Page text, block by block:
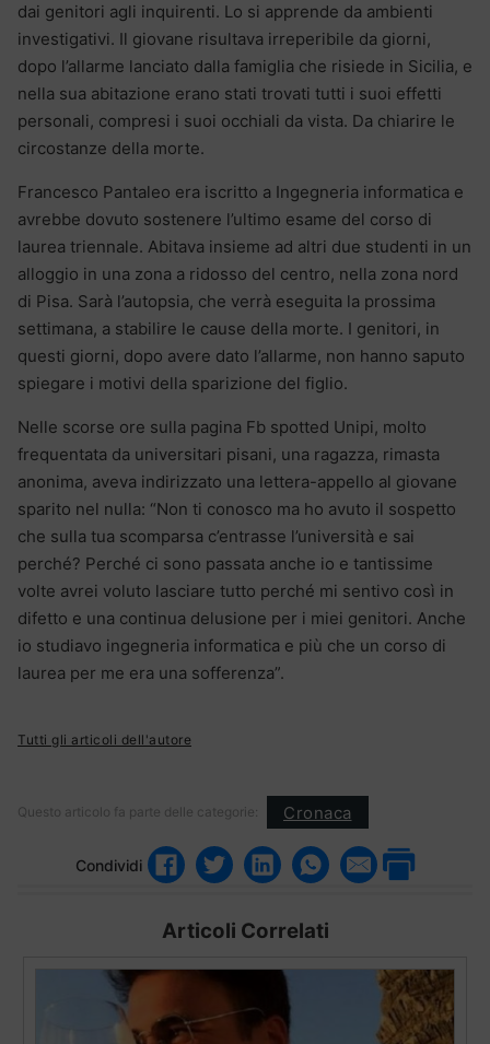
dai genitori agli inquirenti. Lo si apprende da ambienti
investigativi. Il giovane risultava irreperibile da giorni,
dopo l’allarme lanciato dalla famiglia che risiede in Sicilia, e
nella sua abitazione erano stati trovati tutti i suoi effetti
personali, compresi i suoi occhiali da vista. Da chiarire le
circostanze della morte.
Francesco Pantaleo era iscritto a Ingegneria informatica e
avrebbe dovuto sostenere l’ultimo esame del corso di
laurea triennale. Abitava insieme ad altri due studenti in un
alloggio in una zona a ridosso del centro, nella zona nord
di Pisa. Sarà l’autopsia, che verrà eseguita la prossima
settimana, a stabilire le cause della morte. I genitori, in
questi giorni, dopo avere dato l’allarme, non hanno saputo
spiegare i motivi della sparizione del figlio.
Nelle scorse ore sulla pagina Fb spotted Unipi, molto
frequentata da universitari pisani, una ragazza, rimasta
anonima, aveva indirizzato una lettera-appello al giovane
sparito nel nulla: “Non ti conosco ma ho avuto il sospetto
che sulla tua scomparsa c’entrasse l’università e sai
perché? Perché ci sono passata anche io e tantissime
volte avrei voluto lasciare tutto perché mi sentivo così in
difetto e una continua delusione per i miei genitori. Anche
io studiavo ingegneria informatica e più che un corso di
laurea per me era una sofferenza”.
Tutti gli articoli dell'autore
Questo articolo fa parte delle categorie: Cronaca
Condividi
Articoli Correlati